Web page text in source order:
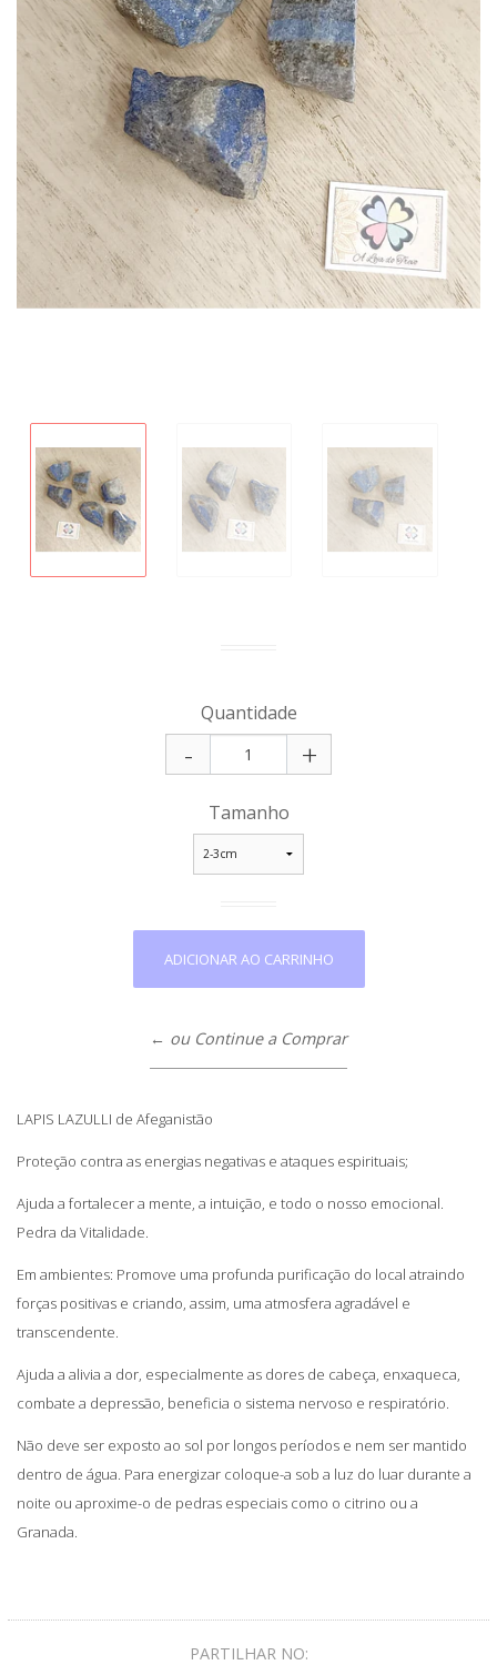
Quantidade
+
-
Tamanho
← ou Continue a Comprar
LAPIS LAZULLI de Afeganistão
Proteção contra as energias negativas e ataques espirituais;
Ajuda a fortalecer a mente, a intuição, e todo o nosso emocional.
Pedra da Vitalidade.
Em ambientes: Promove uma profunda purificação do local atraindo
forças positivas e criando, assim, uma atmosfera agradável e
transcendente.
Ajuda a alivia a dor, especialmente as dores de cabeça, enxaqueca,
combate a depressão, beneficia o sistema nervoso e respiratório.
Não deve ser exposto ao sol por longos períodos e nem ser mantido
dentro de água. Para energizar coloque-a sob a luz do luar durante a
noite ou aproxime-o de pedras especiais como o citrino ou a
Granada.
PARTILHAR NO: